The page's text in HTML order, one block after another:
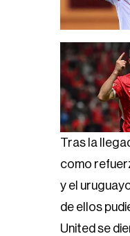
Tras la
como
y el
de ellos
United se